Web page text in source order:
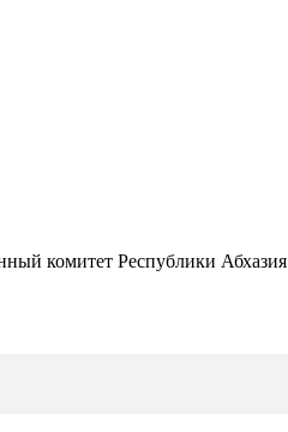
комитет Республики Абхазия